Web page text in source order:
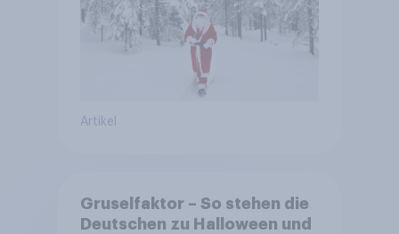
Artikel
Gruselfaktor – So stehen die
Deutschen zu Halloween und